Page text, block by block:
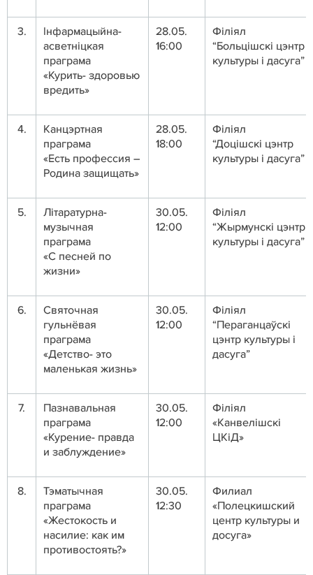
3.
Інфармацыйна-
асветніцкая
праграма
«Курить- здоровью
вредить»
28.05.
16:00
Філіял
“Больцішскі цэнтр
культуры і дасуга”
4.
Канцэртная
праграма
«Есть профессия –
Родина защищать»
28.05.
18:00
Філіял
“Доцішскі цэнтр
культуры і дасуга”
5.
Літаратурна-
музычная
праграма
«С песней по
жизни»
30.05.
12:00
Філіял
“Жырмунскі цэнтр
культуры і дасуга”
6.
Святочная
гульнёвая
праграма
«Детство- это
маленькая жизнь»
30.05.
12:00
Філіял
“Пераганцаўскі
цэнтр культуры і
дасуга”
7.
Пазнавальная
праграма
«Курение- правда
и заблуждение»
30.05.
12:00
Філіял
«Канвелішскі
ЦКіД»
8.
Тэматычная
праграма
«Жестокость и
насилие: как им
противостоять?»
30.05.
12:30
Филиал
«Полецкишский
центр культуры и
досуга»